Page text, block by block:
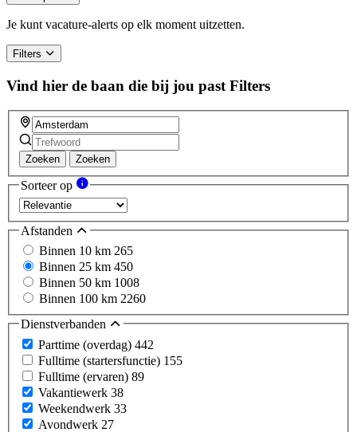
Je kunt vacature-alerts op elk moment uitzetten.
Filters
Vind hier de baan die bij jou past Filters
Zoeken Zoeken
Sorteer op
Afstanden
Binnen 10 km 265
Binnen 25 km 450
Binnen 50 km 1008
Binnen 100 km 2260
Dienstverbanden
Parttime (overdag) 442
Fulltime (startersfunctie) 155
Fulltime (ervaren) 89
Vakantiewerk 38
Weekendwerk 33
Avondwerk 27